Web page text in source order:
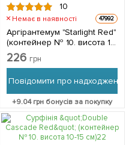
10
Немає в наявності 47992
Аргірантемум "Starlight Red"
(контейнер № 10. висота 15
см) 1 саджанець в упаковці
226 грн
Повідомити про надходження
+9.04грн бонусів за покупку